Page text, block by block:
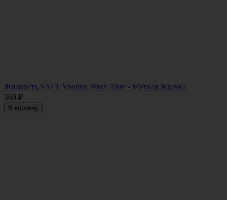
Жидкость SALT Voodoo 30мл 20мг - Мятная Жвачка
360 ₽
В корзину